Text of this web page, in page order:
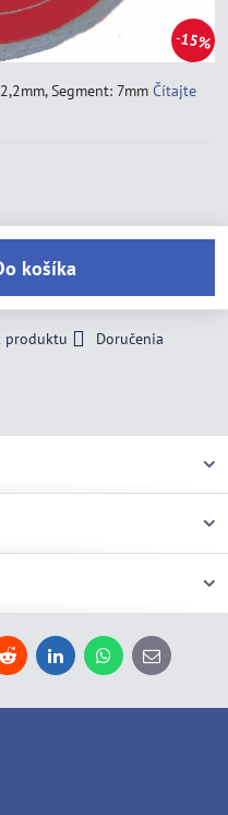
15%
Segment: 7mm Čítajte
Do košíka
produktu
Doručenia
Reddit LinkedInWhatsApp
E-
mail